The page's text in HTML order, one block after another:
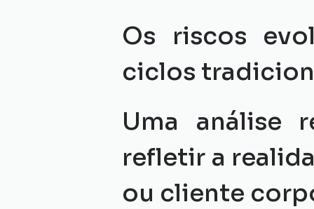
Os riscos
ciclos
Uma análise
refletir a
ou cliente